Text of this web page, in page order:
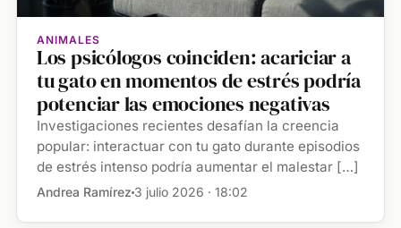
ANIMALES
Los psicólogos coinciden: acariciar a
tu gato en momentos de estrés podría
potenciar las emociones negativas
Investigaciones recientes desafían la creencia
popular: interactuar con tu gato durante episodios
de estrés intenso podría aumentar el malestar […]
Andrea Ramírez 3 julio 2026 · 18:02